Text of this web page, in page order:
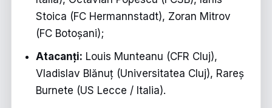
Stoica (FC Hermannstadt), Zoran Mitrov
(FC Botoșani);
Atacanți: Louis Munteanu (CFR Cluj),
Vladislav Blănuț (Universitatea Cluj), Rareș
Burnete (US Lecce / Italia).